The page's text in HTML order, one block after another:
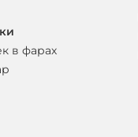
в фарах